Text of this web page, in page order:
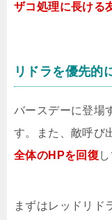
ザコ処理に長ける
リドラを優先的
バースデーに登場
す。また、敵呼び
全体のHPを回復
まずはレッドリド